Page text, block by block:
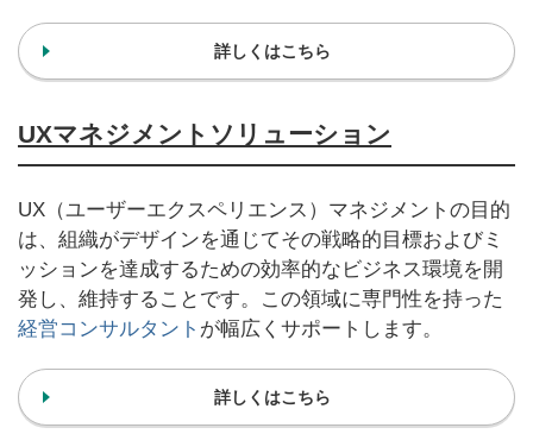
詳しくはこちら
UXマネジメントソリューション
UX（ユーザーエクスペリエンス）マネジメントの目的
は、組織がデザインを通じてその戦略的目標およびミ
ッションを達成するための効率的なビジネス環境を開
発し、維持することです。この領域に専門性を持った
経営コンサルタント が幅広くサポートします。
詳しくはこちら